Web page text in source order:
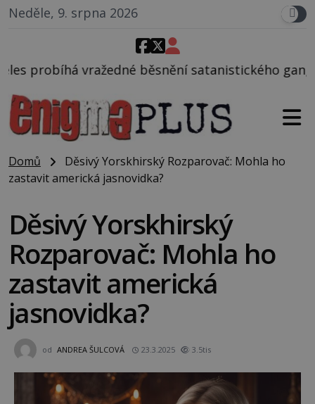
Neděle, 9. srpna 2026
běsnění satanistického gangu vedeného
Domů
Děsivý Yorskhirský Rozparovač: Mohla ho
zastavit americká jasnovidka?
Děsivý Yorskhirský
Rozparovač: Mohla ho
zastavit americká
jasnovidka?
od ANDREA ŠULCOVÁ 23.3.2025 3.5tis